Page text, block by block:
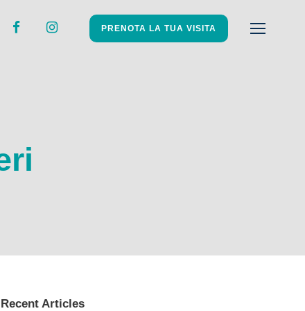
PRENOTA LA TUA VISITA
Recent Articles